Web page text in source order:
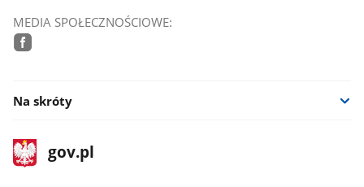
MEDIA SPOŁECZNOŚCIOWE:
Na skróty
stopka
gov.plStrona
gov.pl